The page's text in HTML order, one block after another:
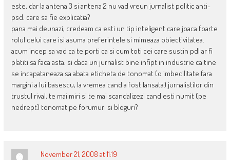
este, dar la antena 3 si antena 2 nu vad vreun jurnalist politic anti-
psd. care sa fie explicatia?
pana mai deunazi, credeam ca esti un tip inteligent care joaca foarte
rolul celui care isi asuma preferintele si mimeaza obiectivitatea.
acum incep sa vad ca te porti ca si cum toti cei care sustin pdl ar fi
platiti sa faca asta. si daca un jurnalist bine infipt in industrie ca tine
se incapataneaza sa abata eticheta de tonomat (o imbecilitate fara
margini a lui basescu, la vremea cand a fost lansata) jurnalistilor din
trustul rival, te mai miri si te mai scandalizezi cand esti numit (pe
nedrept) tonomat pe forumuri si bloguri?
November 21, 2008 at 11:19